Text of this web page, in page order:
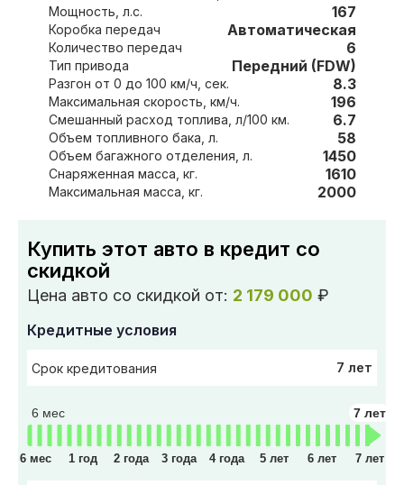
Мощность, л.с. 167
Коробка передач Автоматическая
Количество передач 6
Тип привода Передний (FDW)
Разгон от 0 до 100 км/ч, сек. 8.3
Максимальная скорость, км/ч. 196
Смешанный расход топлива, л/100 км. 6.7
Объем топливного бака, л. 58
Объем багажного отделения, л. 1450
Снаряженная масса, кг. 1610
Максимальная масса, кг. 2000
Купить этот авто в кредит со
скидкой
Цена авто со скидкой от: 2 179 000 ₽
Кредитные условия
Срок кредитования 7 лет
6 мес 7 лет
6 мес 1 год 2 года 3 года 4 года 5 лет 6 лет 7 лет